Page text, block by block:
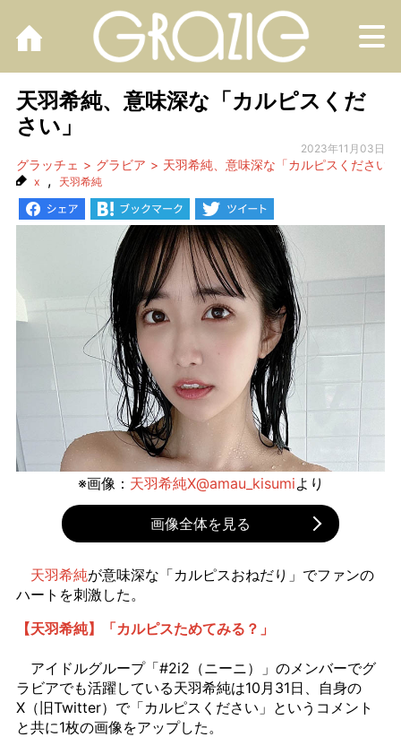
天羽希純、意味深な「カルピスくだ
さい」
2023年11月03日
グラッチェ グラビア 天羽希純、意味深な「カルピスください」
x , 天羽希純
※画像： 天羽希純X@amau_kisumiより
画像全体を見る
天羽希純が意味深な「カルピスおねだり」でファンの
ハートを刺激した。
【天羽希純】「カルピスためてみる？」
アイドルグループ「#2i2（ニーニ）」のメンバーでグ
ラビアでも活躍している天羽希純は10月31日、自身の
X（旧Twitter）で「カルピスください」というコメント
と共に1枚の画像をアップした。